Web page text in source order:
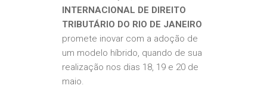
INTERNACIONAL DE DIREITO
TRIBUTÁRIO DO RIO DE JANEIRO
promete inovar com a adoção de
um modelo híbrido, quando de sua
realização nos dias 18, 19 e 20 de
maio.